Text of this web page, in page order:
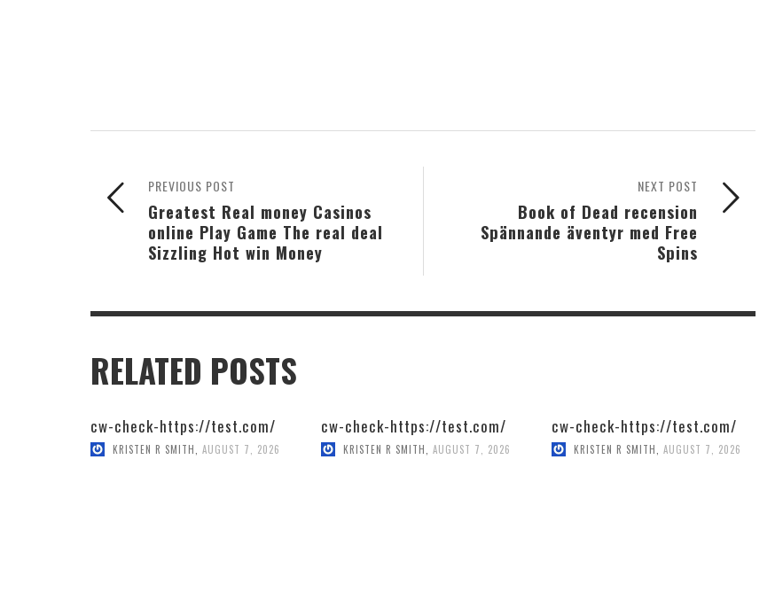
NEXT POST
Book of Dead recension
Spännande äventyr med Free
Spins
PREVIOUS POST
Greatest Real money Casinos
online Play Game The real deal
Sizzling Hot win Money
RELATED POSTS
cw-check-https://test.com/
KRISTEN R SMITH AUGUST 7, 2026
cw-check-https://test.com/
KRISTEN R SMITH AUGUST 7, 2026
cw-check-https://test.com/
KRISTEN R SMITH AUGUST 7, 2026